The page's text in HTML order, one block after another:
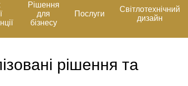
Рішення
для
бізнесу
Послуги
Світлотехнічний
дизайн
рішення та